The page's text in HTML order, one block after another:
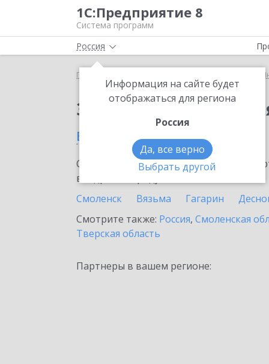
1С:Предприятие 8
Система программ
Россия
Информация на сайте будет
отображаться для региона
Россия
Да, все верно
Выбрать другой
Главная 1С:Предприятие через
Заказать
в Рославле
Ознакомьтесь с информационными
внедрение продукта.
Смоленск
Вязьма Гагарин
Смотрите также: Россия, Смоленская
Тверская область
Партнеры в вашем регионе: